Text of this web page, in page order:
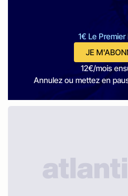
1€ Le Premier
JE
12€/mois
Annulez ou mettez en